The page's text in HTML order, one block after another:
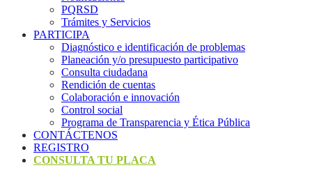
PQRSD
Trámites y Servicios
PARTICIPA
Diagnóstico e identificación de problemas
Planeación y/o presupuesto participativo​
Consulta ciudadana
Rendición de cuentas
Colaboración e innovación
Control social
Programa de Transparencia y Ética Pública
CONTÁCTENOS
REGISTRO
CONSULTA TU PLACA